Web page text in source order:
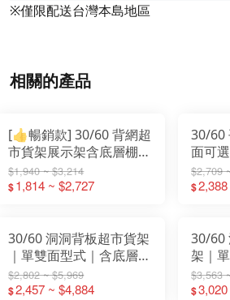
※僅限配送台灣本島地區
相關的產品
[👍暢銷款] 30/60 背網超
市貨架展示架含底層棚板
X1
$1,940 ~ $3,214
$1,814 ~ $2,727
30/60
面可
｜獨
$2,709
$
30/60 洞洞背板超市貨架
｜單雙面型式｜含底層棚
板 ×1｜鐵架｜展示架｜
置物架
$2,802 ~ $5,969
$2,457 ~ $4,884
30/60
架｜
棚板
槽板
$3,563
$